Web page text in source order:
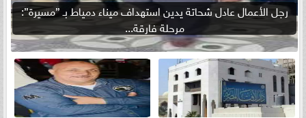
رجل الأعمال عادل شحاتة يدين استهداف ميناء دمياط بـ ”مسيرة”:
مرحلة فارقة...